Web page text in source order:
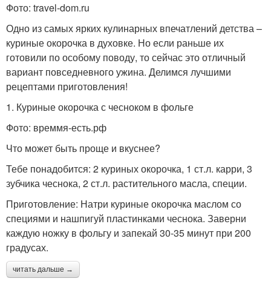
Фото: travel-dom.ru
Одно из самых ярких кулинарных впечатлений детства –
куриные окорочка в духовке. Но если раньше их
готовили по особому поводу, то сейчас это отличный
вариант повседневного ужина. Делимся лучшими
рецептами приготовления!
1. Куриные окорочка с чесноком в фольге
Фото: времмя-есть.рф
Что может быть проще и вкуснее?
Тебе понадобится: 2 куриных окорочка, 1 ст.л. карри, 3
зубчика чеснока, 2 ст.л. растительного масла, специи.
Приготовление: Натри куриные окорочка маслом со
специями и нашпигуй пластинками чеснока. Заверни
каждую ножку в фольгу и запекай 30-35 минут при 200
градусах.
читать дальше →